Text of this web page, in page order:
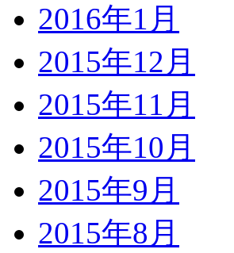
2016年1月
2015年12月
2015年11月
2015年10月
2015年9月
2015年8月